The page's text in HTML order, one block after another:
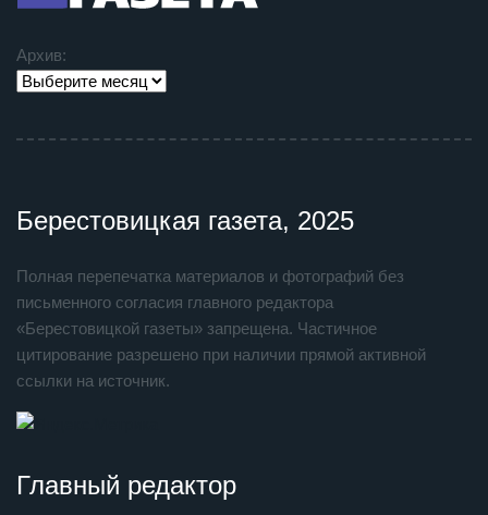
Архив:
Берестовицкая газета, 2025
Полная перепечатка материалов и фотографий без
письменного согласия главного редактора
«Берестовицкой газеты» запрещена. Частичное
цитирование разрешено при наличии прямой активной
ссылки на источник.
Главный редактор